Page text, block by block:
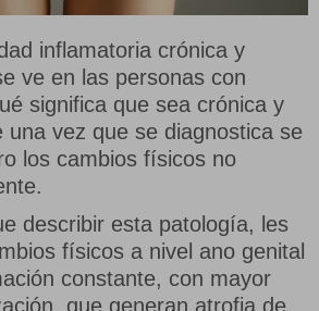
inflamatoria crónica y
ve en las personas con
significa que sea crónica y
una vez que se diagnostica se
los cambios físicos no
describir esta patología, les
físicos a nivel ano genital
constante, con mayor
que generan atrofia de
Chinas